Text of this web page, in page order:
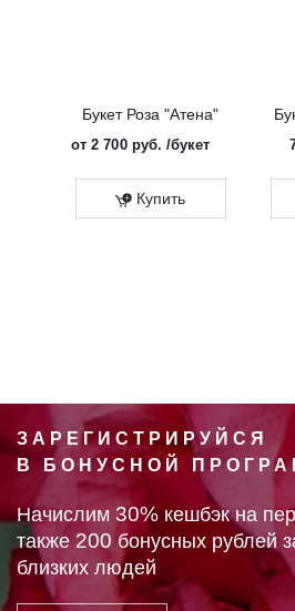
Букет Роза "Атена"
от2 700 руб. /букет
Купить
ЗАРЕГИСТРИРУЙСЯ
В БОНУСНОЙ
Начислим 30% кешбэк на
также 200 бонусных рублей
близких людей